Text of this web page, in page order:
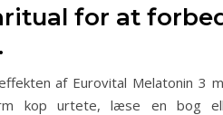
for at
af Eurovital Melatonin 3
kop urtete, læse en bog